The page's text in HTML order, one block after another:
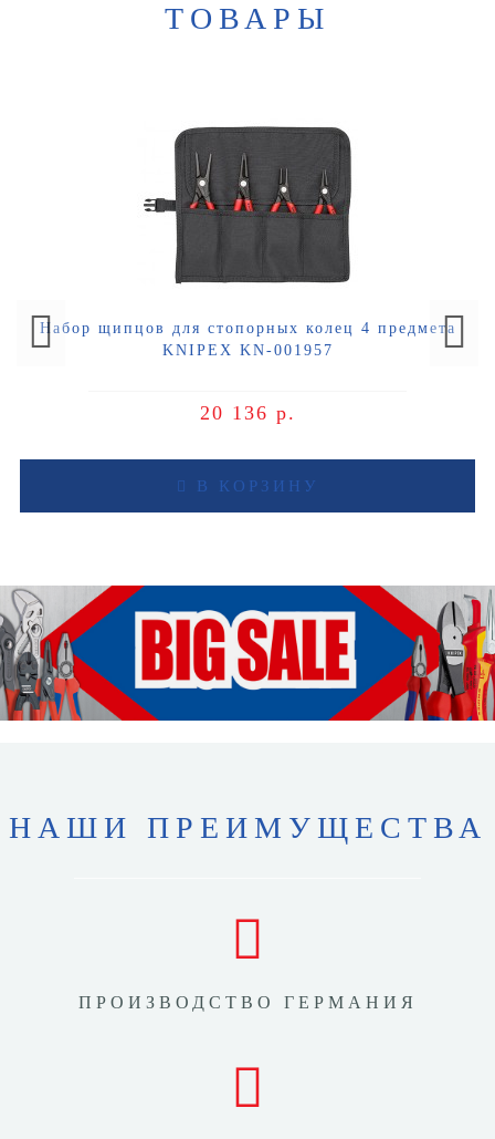
ТОВАРЫ
Набор щипцов для стопорных колец 4 предмета
KNIPEX KN-001957
20 136 р.
В КОРЗИНУ
НАШИ ПРЕИМУЩЕСТВА
ПРОИЗВОДСТВО ГЕРМАНИЯ